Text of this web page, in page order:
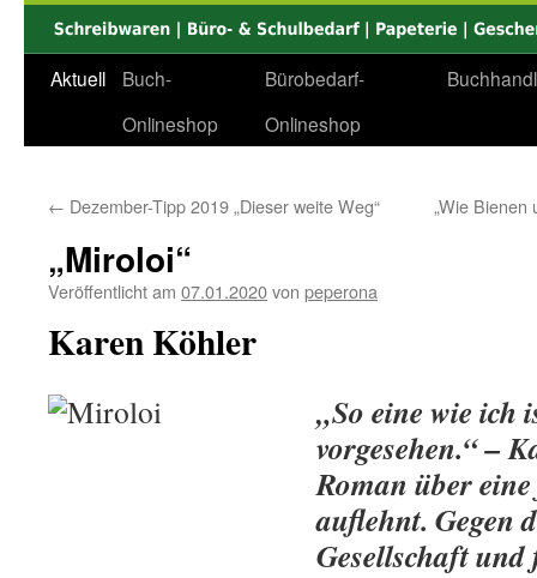
Aktuell
Buch-
Onlineshop
Bürobedarf-
Onlineshop
← Dezember-Tipp 2019 „Dieser weite Weg“ „Wie
„Miroloi“
Veröffentlicht am 07.01.2020von peperona
Karen Köhler
„So eine wie ich
vorgesehen.“ –
Roman über
auflehnt. Gegen
Gesellschaft